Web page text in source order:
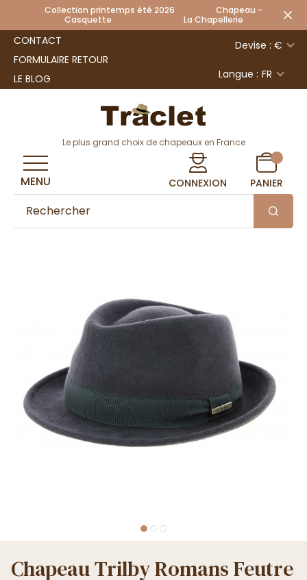
Collection printemps été 2026 Chapeau -
Casquette La Chapellerie
CONTACT
FORMULAIRE RETOUR
LE BLOG
Devise : €
Langue : FR
Le plus grand choix de chapeaux en France
CONNEXION PANIER
MENU
Chapeau Trilby Romans Feutre